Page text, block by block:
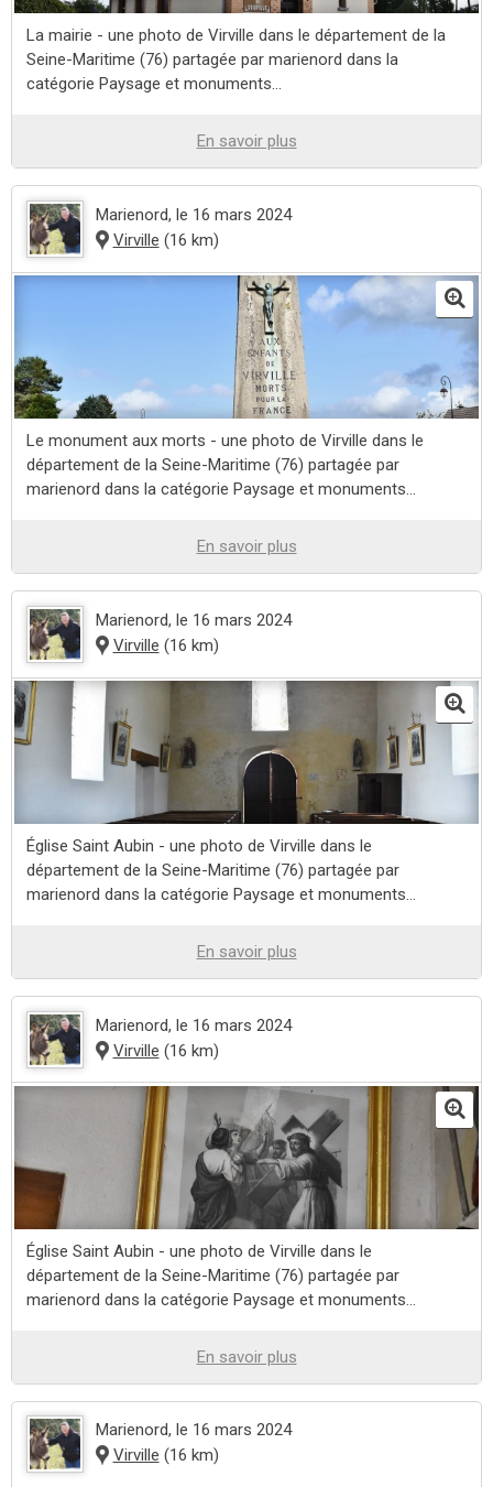
La mairie - une photo de Virville dans le département de la
Seine-Maritime (76) partagée par marienord dans la
catégorie Paysage et monuments...
En savoir plus
Marienord, le 16 mars 2024
Virville (16 km)
Le monument aux morts - une photo de Virville dans le
département de la Seine-Maritime (76) partagée par
marienord dans la catégorie Paysage et monuments...
En savoir plus
Marienord, le 16 mars 2024
Virville (16 km)
Église Saint Aubin - une photo de Virville dans le
département de la Seine-Maritime (76) partagée par
marienord dans la catégorie Paysage et monuments...
En savoir plus
Marienord, le 16 mars 2024
Virville (16 km)
Église Saint Aubin - une photo de Virville dans le
département de la Seine-Maritime (76) partagée par
marienord dans la catégorie Paysage et monuments...
En savoir plus
Marienord, le 16 mars 2024
Virville (16 km)